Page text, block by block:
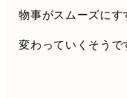
物事がスムーズにす
変わっていくそうで